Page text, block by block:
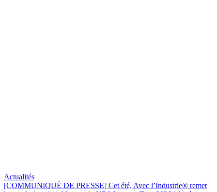
Actualités
[COMMUNIQUÉ DE PRESSE] Cet été, Avec l’Industrie® remet